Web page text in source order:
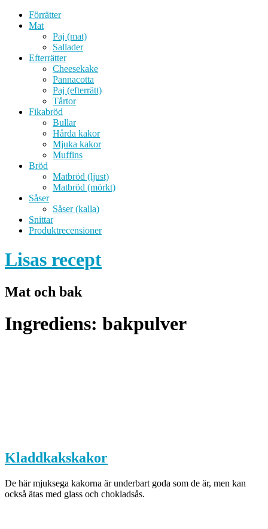
Förrätter
Mat
Paj (mat)
Sallader
Efterrätter
Cheesekake
Pannacotta
Paj (efterrätt)
Tårtor
Fikabröd
Bullar
Hårda kakor
Mjuka kakor
Muffins
Bröd
Matbröd (ljust)
Matbröd (mörkt)
Såser
Såser (kalla)
Snittar
Produktrecensioner
Lisas recept
Mat och bak
Ingrediens: bakpulver
Kladdkakskakor
De här mjuksega kakorna är underbart goda som de är, men kan
också ätas med glass och chokladsås.